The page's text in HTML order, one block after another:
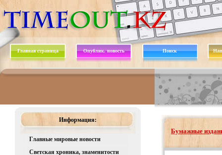
Главная страница Опублик. новость Поиск
Информация:
Главные мировые новости
Светская хроника, знаменитости
Бумажные